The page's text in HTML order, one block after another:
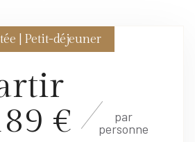
| Petit-déjeuner
€
par
personne